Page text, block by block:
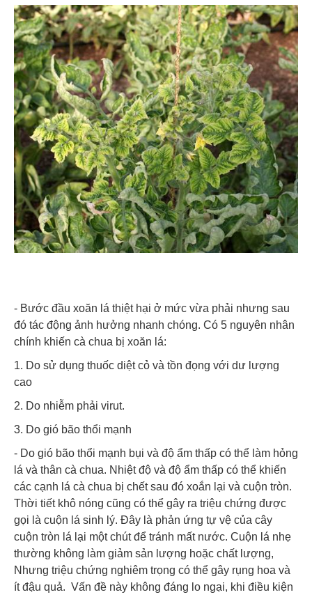
- Bước đầu xoăn lá thiệt hại ở mức vừa phải nhưng sau
đó tác động ảnh hưởng nhanh chóng. Có 5 nguyên nhân
chính khiến cà chua bị xoăn lá:
1. Do sử dụng thuốc diệt cỏ và tồn đọng với dư lượng
cao
2. Do nhiễm phải virut.
3. Do gió bão thổi mạnh
- Do gió bão thổi mạnh bụi và độ ẩm thấp có thể làm hỏng
lá và thân cà chua. Nhiệt độ và độ ẩm thấp có thể khiến
các cạnh lá cà chua bị chết sau đó xoắn lại và cuộn tròn.
Thời tiết khô nóng cũng có thể gây ra triệu chứng được
gọi là cuộn lá sinh lý. Đây là phản ứng tự vệ của cây
cuộn tròn lá lại một chút để tránh mất nước. Cuộn lá nhẹ
thường không làm giảm sản lượng hoặc chất lượng,
Nhưng triệu chứng nghiêm trọng có thể gây rụng hoa và
ít đậu quả. Vấn đề này không đáng lo ngại, khi điều kiện